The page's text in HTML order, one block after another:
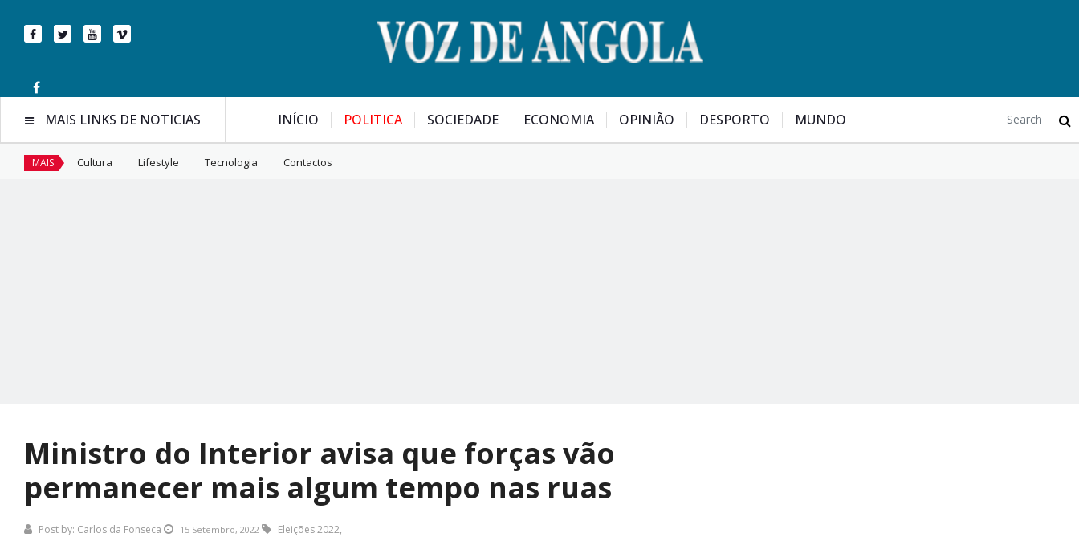
INÍCIO POLITICA SOCIEDADE ECONOMIA OPINIÃO DESPORTO MUNDO
MAIS LINKS DE NOTICIAS
MAIS Cultura Lifestyle Tecnologia Contactos
Ministro do Interior avisa que forças vão
permanecer mais algum tempo nas ruas
Post by: Carlos da Fonseca 15 Setembro, 2022 Eleições 2022,